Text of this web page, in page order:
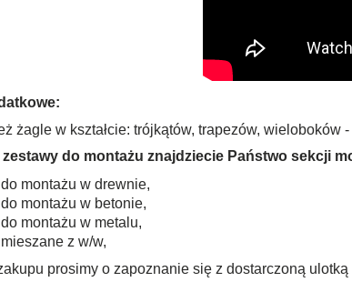
żagle w kształcie: trójkątów, trapezów,
do montażu znajdziecie Państwo sekcji
montażu w drewnie,
montażu w betonie,
montażu w metalu,
z w/w,
prosimy o zapoznanie się z dostarczoną ulotką